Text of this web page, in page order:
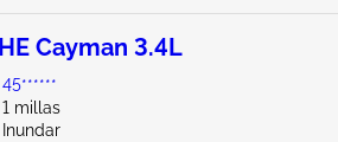
Cayman 3.4L
45******
1 millas
Inundar